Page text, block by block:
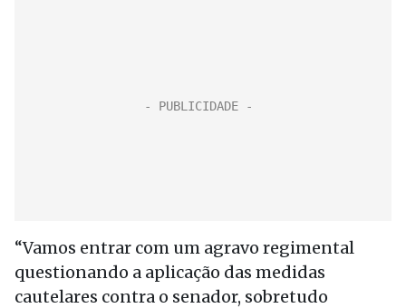
“Vamos entrar com um agravo regimental
questionando a aplicação das medidas
cautelares contra o senador, sobretudo